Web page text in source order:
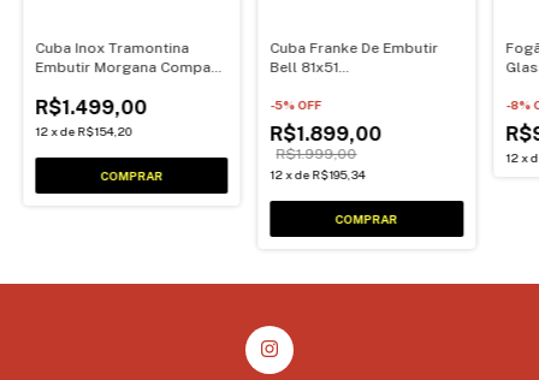
Cuba Inox Tramontina
Embutir Morgana Compact
Valvula
R$1.499,00
12xdeR$154,20
Cuba Franke De Embutir
Bell 81x51
Inox
-5% OFF
R$1.899,00
R$1.999,00
12 xdeR$195,34
-8%
12x